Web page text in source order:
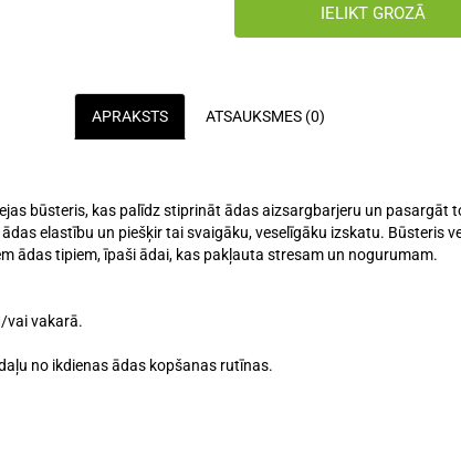
IELIKT GROZĀ
APRAKSTS ATSAUKSMES (0)
būsteris, kas palīdz stiprināt ādas aizsargbarjeru un pasargāt
elastību un piešķir tai svaigāku, veselīgāku izskatu. Būsteris
ādas tipiem, īpaši ādai, kas pakļauta stresam un nogurumam.
vai vakarā.
no ikdienas ādas kopšanas rutīnas.